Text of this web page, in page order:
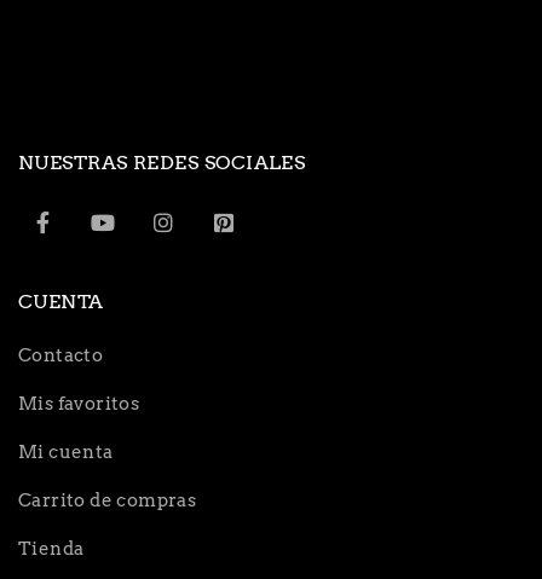
NUESTRAS REDES SOCIALES
CUENTA
Contacto
Mis favoritos
Mi cuenta
Carrito de compras
Tienda